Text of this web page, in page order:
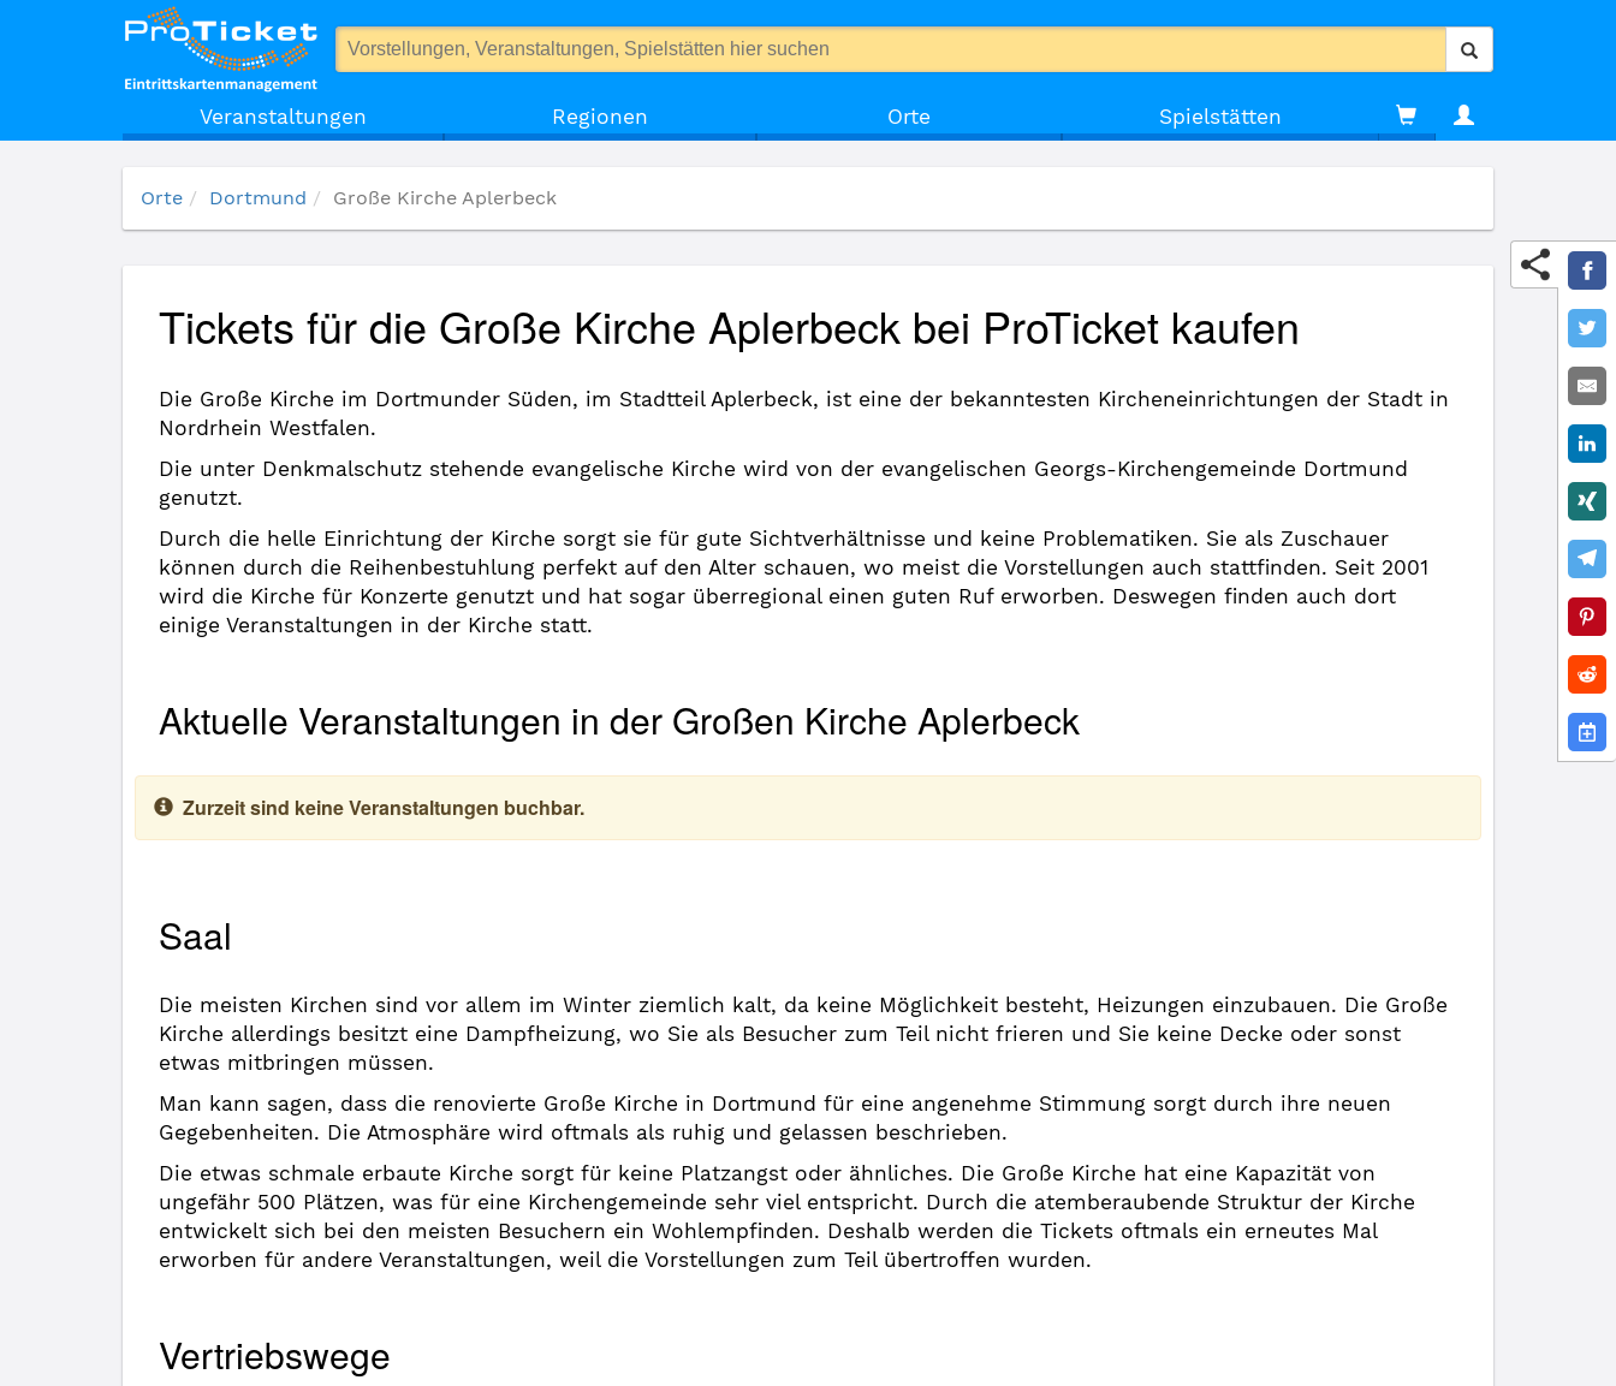
Veranstaltungen Regionen Orte Spielstätten
Große Kirche Aplerbeck
Orte Dortmund Große Kirche Aplerbeck
Tickets für die Große Kirche Aplerbeck bei ProTicket kaufen
Die Große Kirche im Dortmunder Süden, im Stadtteil Aplerbeck, ist eine der bekanntesten Kircheneinrichtungen der Stadt in
Nordrhein Westfalen.
Die unter Denkmalschutz stehende evangelische Kirche wird von der evangelischen Georgs-Kirchengemeinde Dortmund
genutzt.
Durch die helle Einrichtung der Kirche sorgt sie für gute Sichtverhältnisse und keine Problematiken. Sie als Zuschauer
können durch die Reihenbestuhlung perfekt auf den Alter schauen, wo meist die Vorstellungen auch stattfinden. Seit 2001
wird die Kirche für Konzerte genutzt und hat sogar überregional einen guten Ruf erworben. Deswegen finden auch dort
einige Veranstaltungen in der Kirche statt.
Aktuelle Veranstaltungen in der Großen Kirche Aplerbeck
Zurzeit sind keine Veranstaltungen buchbar.
Saal
Die meisten Kirchen sind vor allem im Winter ziemlich kalt, da keine Möglichkeit besteht, Heizungen einzubauen. Die Große
Kirche allerdings besitzt eine Dampfheizung, wo Sie als Besucher zum Teil nicht frieren und Sie keine Decke oder sonst
etwas mitbringen müssen.
Man kann sagen, dass die renovierte Große Kirche in Dortmund für eine angenehme Stimmung sorgt durch ihre neuen
Gegebenheiten. Die Atmosphäre wird oftmals als ruhig und gelassen beschrieben.
Die etwas schmale erbaute Kirche sorgt für keine Platzangst oder ähnliches. Die Große Kirche hat eine Kapazität von
ungefähr 500 Plätzen, was für eine Kirchengemeinde sehr viel entspricht. Durch die atemberaubende Struktur der Kirche
entwickelt sich bei den meisten Besuchern ein Wohlempfinden. Deshalb werden die Tickets oftmals ein erneutes Mal
erworben für andere Veranstaltungen, weil die Vorstellungen zum Teil übertroffen wurden.
Vertriebswege